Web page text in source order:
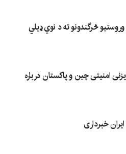
څرگندونو ته د نوي ډیلي
امنیتی چین و پاکستان درباره
خبرداری